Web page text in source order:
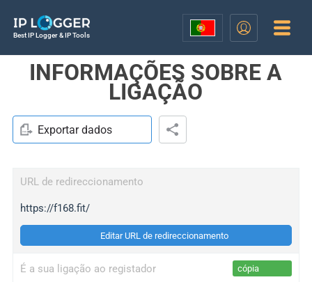
Best IP Logger & IP Tools
INFORMAÇÕES SOBRE A
LIGAÇÃO
Exportar dados
URL de redireccionamento
https://f168.fit/
Editar URL de redireccionamento
É a sua ligação ao registador cópia